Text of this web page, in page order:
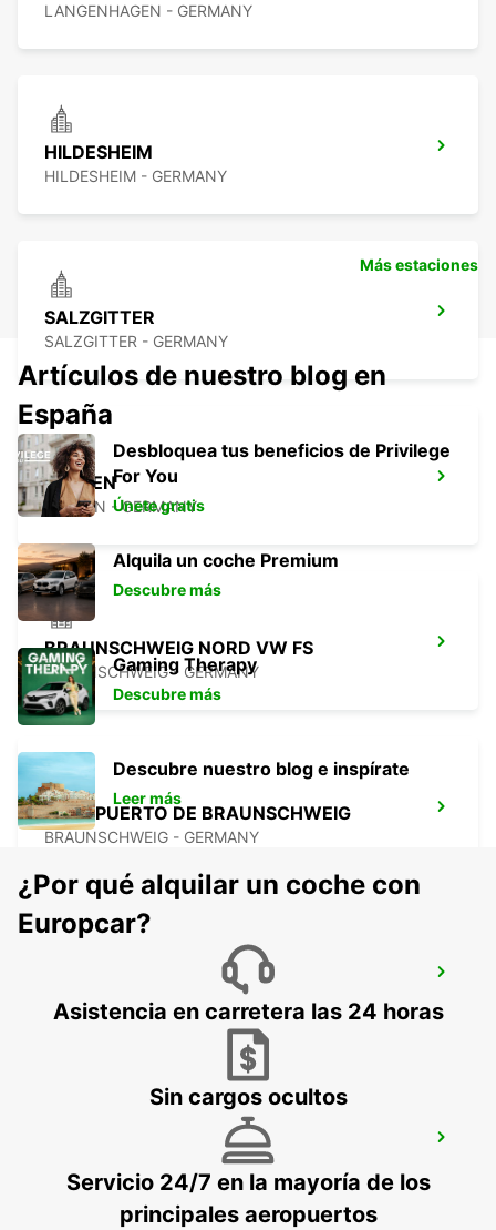
LANGENHAGEN - GERMANY
HILDESHEIM
HILDESHEIM - GERMANY
SALZGITTER
SALZGITTER - GERMANY
MINDEN
MINDEN - GERMANY
BRAUNSCHWEIG NORD VW FS
BRAUNSCHWEIG - GERMANY
AEROPUERTO DE BRAUNSCHWEIG
BRAUNSCHWEIG - GERMANY
BRAUNSCHWEIG ESTACIÓN CENTRAL
BRAUNSCHWEIG - GERMANY
BRAUNSCHWEIG CIUDAD
BRAUNSCHWEIG - GERMANY
Más estaciones
Artículos de nuestro blog en
España
Desbloquea tus beneficios de Privilege
For You
Únete gratis
Alquila un coche Premium
Descubre más
Gaming Therapy
Descubre más
Descubre nuestro blog e inspírate
Leer más
¿Por qué alquilar un coche con
Europcar?
Asistencia en carretera las 24 horas
Sin cargos ocultos
Servicio 24/7 en la mayoría de los
principales aeropuertos